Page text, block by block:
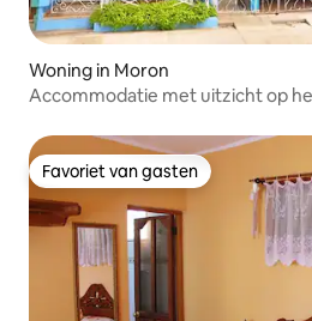
Woning in Moron
Accommodatie met uitzicht op
Favoriet van gasten
Favoriet van gasten